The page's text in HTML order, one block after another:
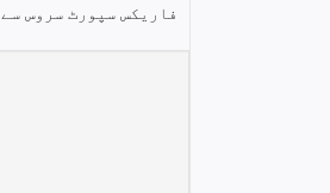
فاریکس سپورٹ سروس